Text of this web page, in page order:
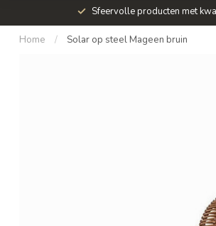
Sfeervolle producten met
Home / Solar op steel Mageen bruin